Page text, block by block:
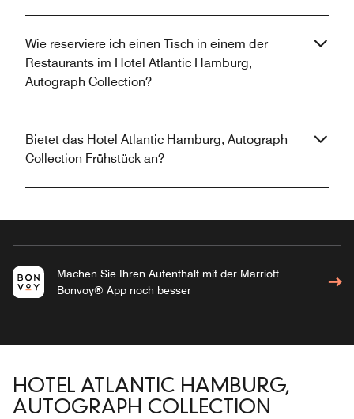
Wie reserviere ich einen Tisch in einem der
Restaurants im Hotel Atlantic Hamburg,
Autograph Collection?
Bietet das Hotel Atlantic Hamburg, Autograph
Collection Frühstück an?
Machen Sie Ihren Aufenthalt mit der Marriott
Bonvoy® App noch besser
HOTEL ATLANTIC HAMBURG,
AUTOGRAPH COLLECTION